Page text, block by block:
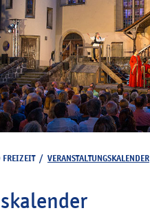
FREIZEIT/ VERANSTALTUNGSKALENDER